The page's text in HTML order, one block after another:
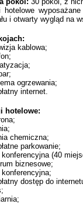
hotelowe
i otwarty wygląd na
kablowa;
ogrzewania;
internet.
hotelowe:
chemiczna;
parkowanie;
konferencyjna (40
biznesowe;
konferencyjna;
dostęp do